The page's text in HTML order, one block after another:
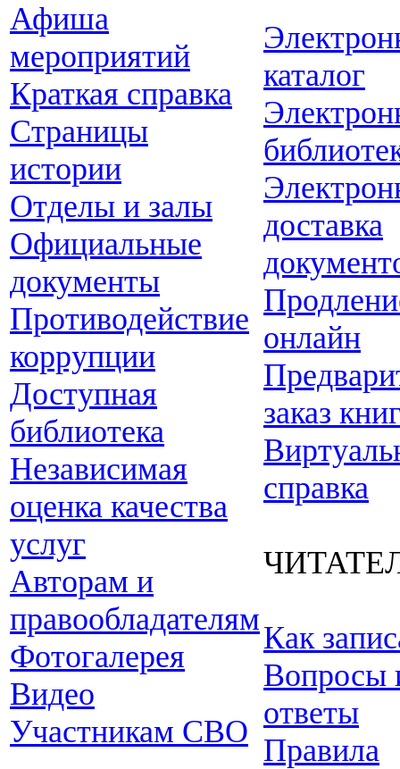
Афиша
мероприятий
Краткая справка
Страницы
истории
Отделы и залы
Официальные
документы
Противодействие
коррупции
Доступная
библиотека
Независимая
оценка качества
услуг
Авторам и
правообладателям
Фотогалерея
Видео
Участникам СВО
каталог
доставка
онлайн
заказ
справка
Как
Вопросы
ответы
Правила